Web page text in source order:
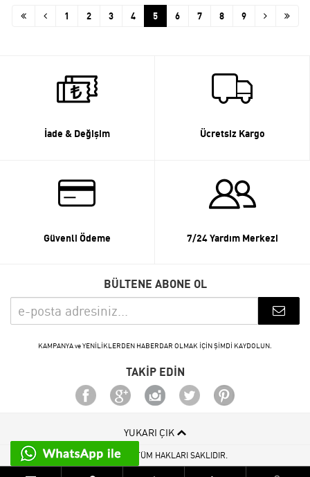
1 2 3 4 5 6 7 8 9
İade & Değişim Ücretsiz Kargo
Güvenli Ödeme 7/24 Yardım Merkezi
BÜLTENE ABONE OL
KAMPANYA ve YENİLİKLERDEN HABERDAR OLMAK İÇİN ŞİMDİ KAYDOLUN.
TAKİP EDİN
YUKARI ÇIK
© 2015 - 2026 TÜM HAKLARI SAKLIDIR.